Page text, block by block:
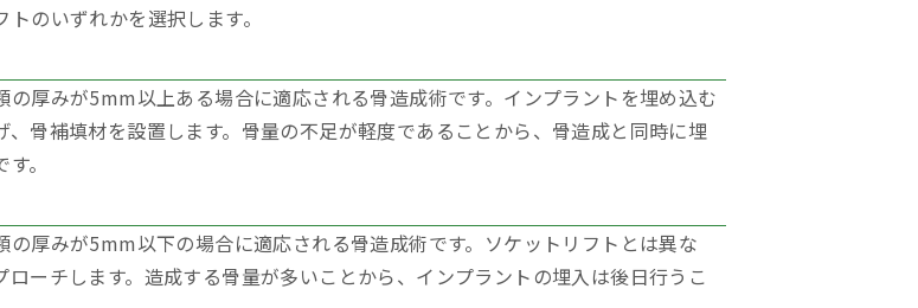
のいずれかを選択します。
の厚みが5mm以上ある場合に適応される骨造成術です。インプラントを埋め込む
、骨補填材を設置します。骨量の不足が軽度であることから、骨造成と同時に埋
。
の厚みが5mm以下の場合に適応される骨造成術です。ソケットリフトとは異な
ローチします。造成する骨量が多いことから、インプラントの埋入は後日行うこ